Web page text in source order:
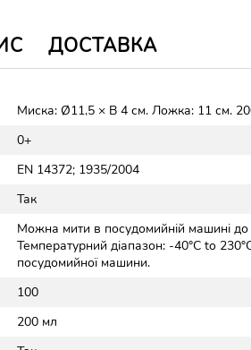
ДОСТАВКА
Миска: Ø11,5 × В 4 см. Ложка: 11 см.
0+
EN 14372; 1935/2004
Так
Можна мити в посудомийній машині до
Температурний діапазон: -40°C to
посудомийної машини.
100
200 мл